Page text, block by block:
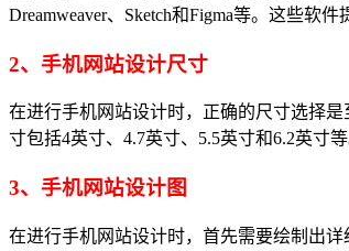
Dreamweaver、Sketch和Figma等。这些软
2、手机网站设计尺寸
在进行手机网站设计时，正确的尺寸选择
寸包括4英寸、4.7英寸、5.5英寸和6.2英寸
3、手机网站设计图
在进行手机网站设计时，首先需要绘制出详